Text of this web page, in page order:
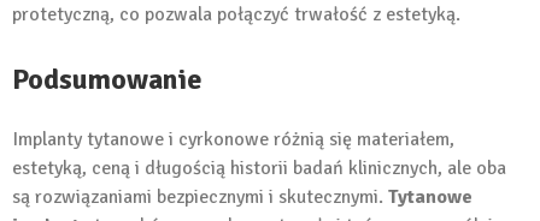
protetyczną, co pozwala połączyć trwałość z estetyką.
Podsumowanie
Implanty tytanowe i cyrkonowe różnią się materiałem,
estetyką, ceną i długością historii badań klinicznych, ale oba
są rozwiązaniami bezpiecznymi i skutecznymi. Tytanowe